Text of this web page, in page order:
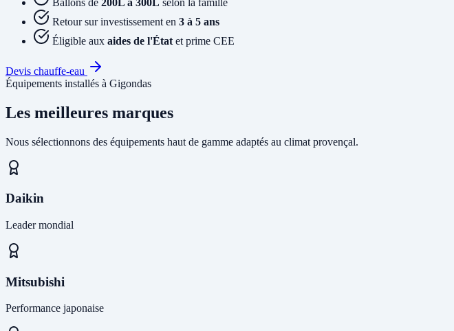
Retour sur investissement en 3 à 5 ans
Éligible aux aides de l'État et prime CEE
Devis chauffe-eau
Équipements installés à Gigondas
Les meilleures marques
Nous sélectionnons des équipements haut de gamme adaptés au climat provençal.
Daikin
Leader mondial
Mitsubishi
Performance japonaise